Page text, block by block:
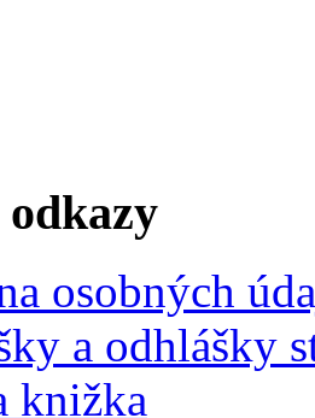
osobných
a odhlášky
knižka